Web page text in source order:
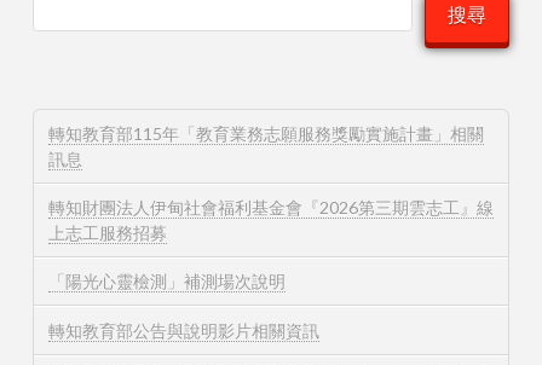
搜尋
轉知教育部115年「教育業務志願服務獎勵實施計畫」相關
訊息
轉知財團法人伊甸社會福利基金會『2026第三期雲志工』線
上志工服務招募
「陽光心靈檢測」補測場次說明
轉知教育部公告與說明影片相關資訊